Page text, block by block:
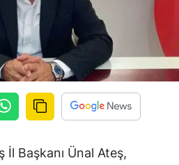
İl Başkanı Ünal Ateş,